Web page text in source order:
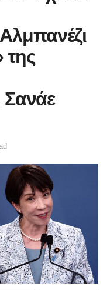
της